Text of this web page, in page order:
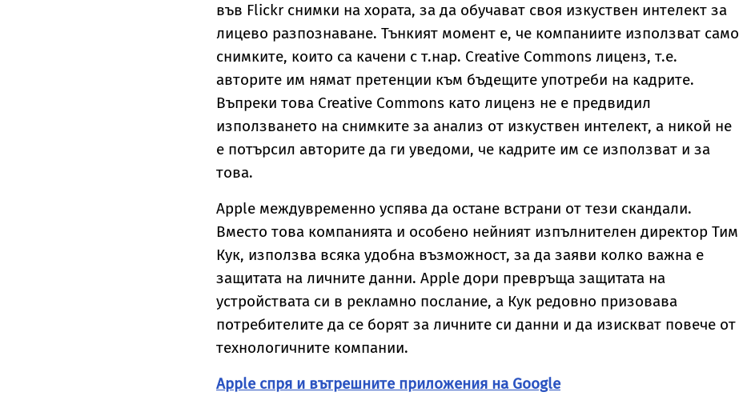
във Flickr снимки на хората, за да обучават своя изкуствен интелект за
лицево разпознаване. Тънкият момент е, че компаниите използват само
снимките, които са качени с т.нар. Creative Commons лиценз, т.е.
авторите им нямат претенции към бъдещите употреби на кадрите.
Въпреки това Creative Commons като лиценз не е предвидил
използването на снимките за анализ от изкуствен интелект, а никой не
е потърсил авторите да ги уведоми, че кадрите им се използват и за
това.
Apple междувременно успява да остане встрани от тези скандали.
Вместо това компанията и особено нейният изпълнителен директор Тим
Кук, използва всяка удобна възможност, за да заяви колко важна е
защитата на личните данни. Apple дори превръща защитата на
устройствата си в рекламно послание, а Кук редовно призовава
потребителите да се борят за личните си данни и да изискват повече от
технологичните компании.
Apple спря и вътрешните приложения на Google